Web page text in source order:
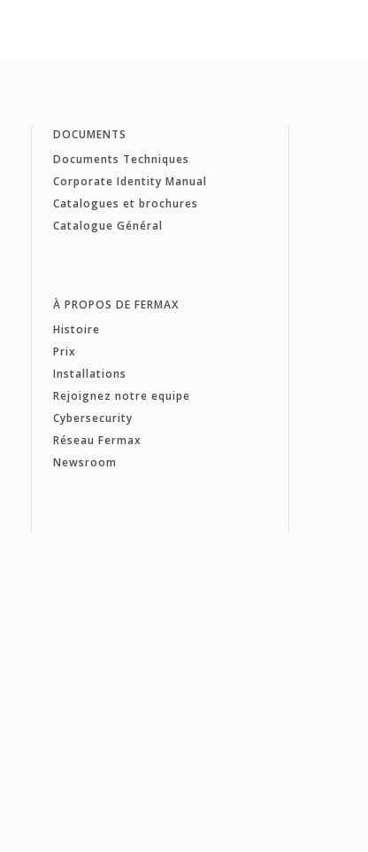
DOCUMENTS
Documents Techniques
Corporate Identity Manual
Catalogues et brochures
Catalogue Général
À PROPOS DE FERMAX
Histoire
Prix
Installations
Rejoignez notre equipe
Cybersecurity
Réseau Fermax
Newsroom